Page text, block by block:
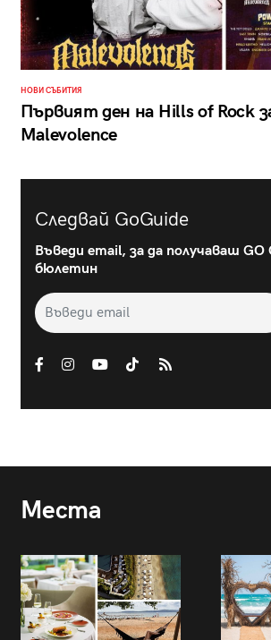
НОВИ СЪБИТИЯ
Първият ден на Hills of Rock
Malevolence
Следвай GoGuide
Въведи email, за да получаваш GO
бюлетин
Места